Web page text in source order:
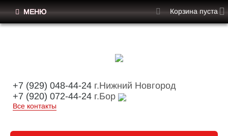
+7 (929) 048-44-24 г.Нижний Новгород
+7 (920) 072-44-24 г.Бор
Все контакты
МЕНЮ Корзина пуста